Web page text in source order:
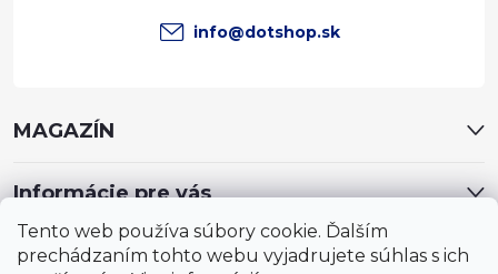
Tento web používa súbory cookie. Ďalším
prechádzaním tohto webu vyjadrujete súhlas s ich
info@dotshop.sk
MAGAZÍN
Informácie pre vás